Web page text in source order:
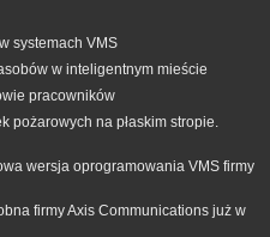
systemach VMS
w inteligentnym mieście
pracowników
pożarowych na płaskim stropie.
wersja oprogramowania VMS firmy
firmy Axis Communications już w